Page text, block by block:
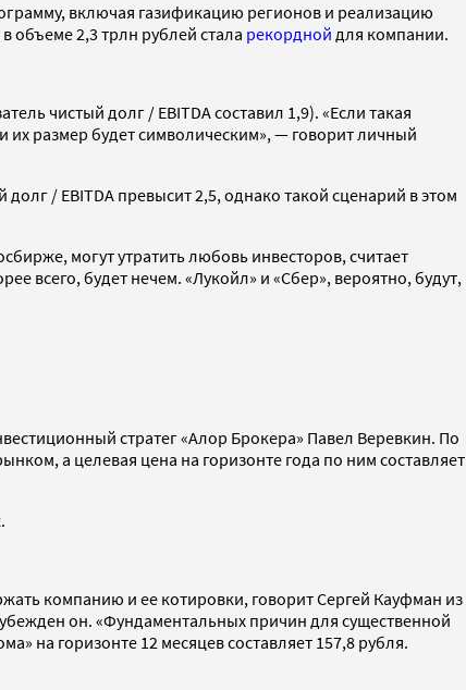
включая газификацию регионов и реализацию
объеме 2,3 трлн рублей стала рекордной для компании.
чистый долг / EBITDA составил 1,9). «Если такая
размер будет символическим», — говорит личный
/ EBITDA превысит 2,5, однако такой сценарий в этом
могут утратить любовь инвесторов, считает
всего, будет нечем. «Лукойл» и «Сбер», вероятно, будут,
стратег «Алор Брокера» Павел Веревкин. По
а целевая цена на горизонте года по ним составляет
компанию и ее котировки, говорит Сергей Кауфман из
он. «Фундаментальных причин для существенной
на горизонте 12 месяцев составляет 157,8 рубля.